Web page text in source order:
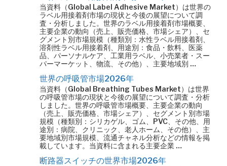
当資料（Global Label Adhesive Market）は世界の
ラベル用接着剤市場の現状と今後の展望について調
査・分析しました。世界のラベル用接着剤市場概要、
主要企業の動向（売上、販売価格、市場シェア）、セ
グメント別市場規模（種類別：水性ラベル用接着剤、
溶剤性ラベル用接着剤、用途別：食品・飲料、医薬
品、パーソナルケア、工業用ラベル、小売業者・スー
パーマーケット、物流、その他）、主要地域別 …
世界の呼吸管市場2026年
当資料（Global Breathing Tubes Market）は世界
の呼吸管市場の現状と今後の展望について調査・分析
しました。世界の呼吸管市場概要、主要企業の動向
（売上、販売価格、市場シェア）、セグメント別市場
規模（種類別：シリカゲル、ゴム、PVC、その他、用
途別：病院、クリニック、老人ホーム、その他）、主
要地域別市場規模、流通チャネル分析などの情報を掲
載しています。当資料に含まれる主要企業 …
断路器スイッチの世界市場2026年